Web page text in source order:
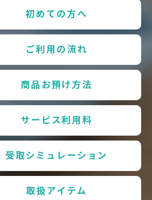
初めての方へ
ご利用の流れ
商品お預け方法
サービス利用料
受取シミュレーション
取扱アイテム